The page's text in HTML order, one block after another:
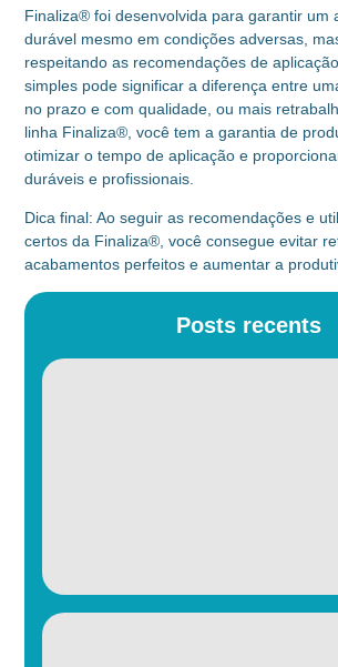
Finaliza® foi desenvolvida para garantir um
durável mesmo em condições adversas,
respeitando as recomendações de
simples pode significar a diferença entre
no prazo e com qualidade, ou mais
linha Finaliza®, você tem a garantia de
otimizar o tempo de aplicação e
duráveis e profissionais.
Dica final: Ao seguir as recomendações e
certos da Finaliza®, você consegue evitar
acabamentos perfeitos e aumentar a
Posts recents